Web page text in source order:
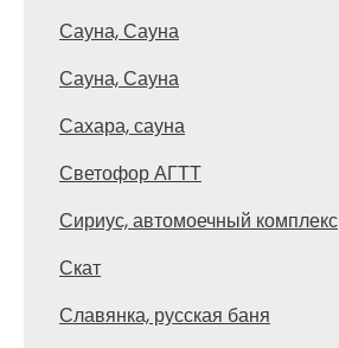
Сауна, Сауна
Сауна, Сауна
Сахара, сауна
Светофор АГТТ
Сириус, автомоечный комплекс
Скат
Славянка, русская баня